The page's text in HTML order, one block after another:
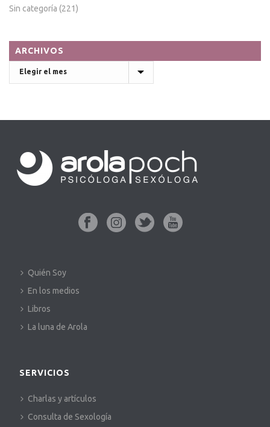
Sin categoría (221)
ARCHIVOS
Archivos
Quién Soy
En los medios
Libros
La luna de Arola
SERVICIOS
Charlas y artículos
Consulta de Sexología